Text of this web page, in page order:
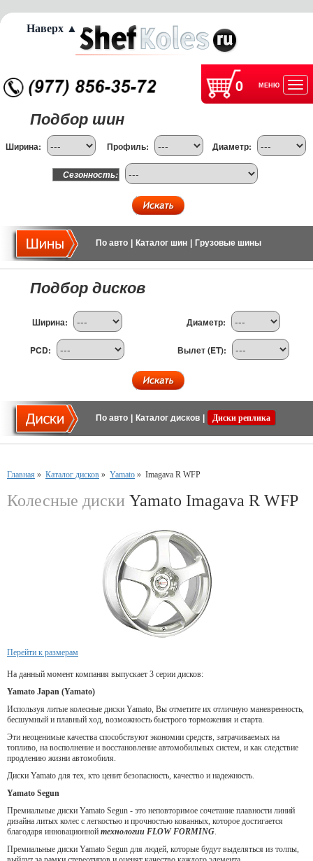
0 МЕНЮ
Подбор шин
Ширина: Профиль: Диаметр:
Сезонность:
По авто Каталог шин Грузовые шины
Подбор дисков
Ширина: Диаметр:
PCD: Вылет (ET):
По авто Каталог дисков Диски реплика
Главная » Каталог дисков » Yamato » Imagava R WFP
Колесные диски Yamato Imagava R WFP
Перейти к размерам
На данный момент компания выпускает 3 серии дисков:
Yamato Japan (Yamato)
Используя литые колесные диски Yamato, Вы отметите их отличную маневренность,
бесшумный и плавный ход, возможность быстрого торможения и старта.
Эти неоценимые качества способствуют экономии средств, затрачиваемых на
топливо, на восполнение и восстановление автомобильных систем, и как следствие
продлению жизни автомобиля.
Диски Yamato для тех, кто ценит безопасность, качество и надежность.
Yamato Segun
Премиальные диски Yamato Segun - это неповторимое сочетание плавности линий
дизайна литых колес с легкостью и прочностью кованных, которое достигается
благодаря инновационной технологии FLOW FORMING.
Премиальные диски Yamato Segun для людей, которые будут выделяться из толпы,
Наверх ▲